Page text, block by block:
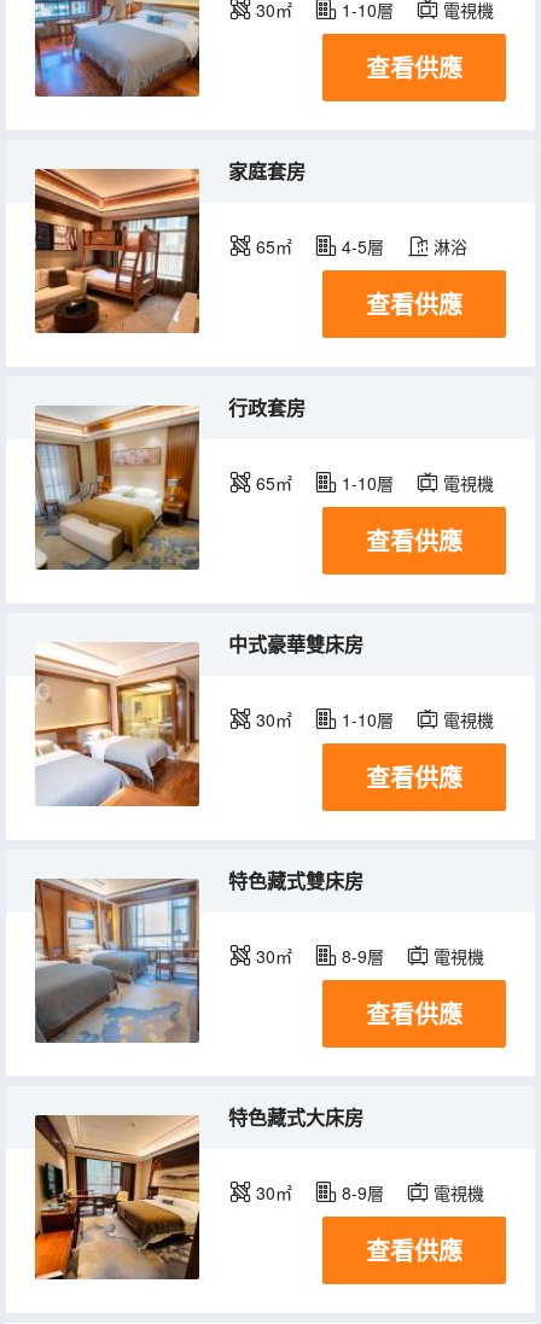
30㎡ 1-10層 電視機
查看供應
家庭套房
65㎡ 4-5層 淋浴
查看供應
行政套房
65㎡ 1-10層 電視機
查看供應
中式豪華雙床房
30㎡ 1-10層 電視機
查看供應
特色藏式雙床房
30㎡ 8-9層 電視機
查看供應
特色藏式大床房
30㎡ 8-9層 電視機
查看供應